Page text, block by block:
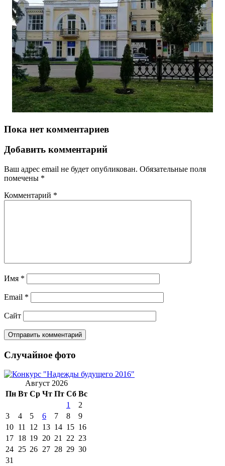
Пока нет комментариев
Добавить комментарий
Ваш адрес email не будет опубликован. Обязательные поля
помечены *
Комментарий *
Имя *
Email *
Сайт
Случайное фото
Август 2026
Пн Вт Ср Чт Пт Сб Вс
1
2
3
4 5 6 7 8
9
10 11 12 13 14 15 16
17 18 19 20 21 22 23
24 25 26 27 28 29 30
31